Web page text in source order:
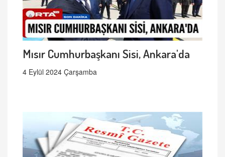
Mısır Cumhurbaşkanı Sisi, Ankara'da
4 Eylül 2024 Çarşamba